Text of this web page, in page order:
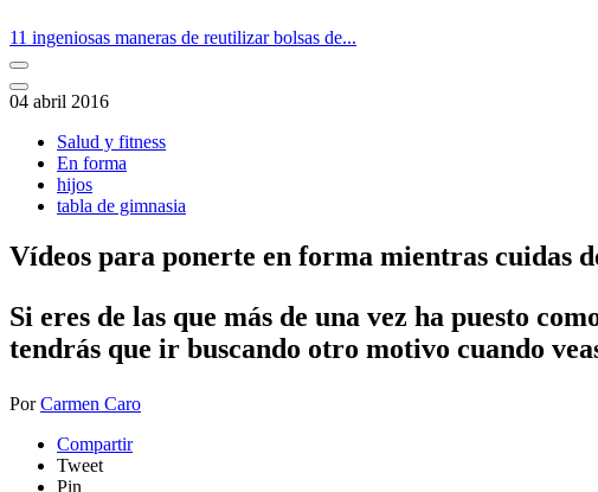
11 ingeniosas maneras de reutilizar bolsas de...
04 abril 2016
Salud y fitness
En forma
hijos
tabla de gimnasia
Vídeos para ponerte en forma mientras cuidas
Si eres de las que más de una vez ha puesto
tendrás que ir buscando otro motivo cuando
PorCarmen Caro
Compartir
Tweet
Pin